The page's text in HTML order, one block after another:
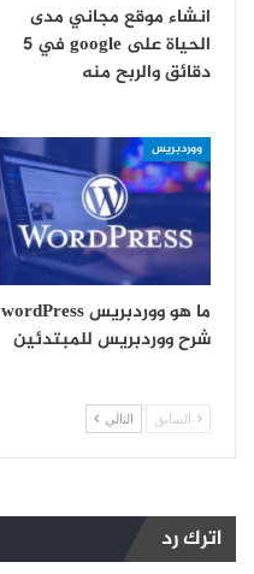
انشاء موقع مجاني مدى
الحياة على google في 5
دقائق والربح منه
ووردبريس
ما هو ووردبريس wordPress
شرح ووردبريس للمبتدئين
السابق التالي
اترك رد